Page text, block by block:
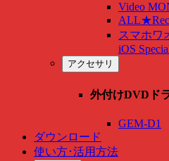
Video
スマホワ
iOS
アクセサリ
外付けDVDド
GEM-D1
ダウンロード
使い方･活用方法